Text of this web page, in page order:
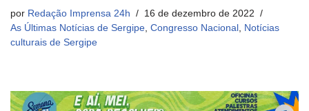
por Redação Imprensa 24h
16 de dezembro de 2022
As Últimas Notícias de Sergipe, Congresso Nacional , Notícias
culturais de Sergipe